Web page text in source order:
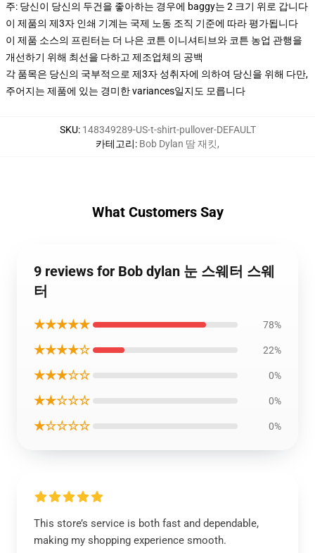
주: 당신이 당신의 두건을 좋아하는 경우에 baggy는 2 크기 위로 갑니다
이 제품의 제3자 인쇄 기계는 국제 노동 조직 기준에 따라 평가됩니다
이 제품 소스의 프린터는 더 나은 코튼 이니셔티브와 코튼 농업 관행을
개선하기 위해 최선을 다하고 제조업체의 공백
각 품목은 당신의 국부적으로 제3자 성취자에 의하여 당신을 위해 다만,
주어지는 제품에 있는 경미한 variances일지도 모릅니다
SKU: 148349289-US-t-shirt-pullover-DEFAULT
카테고리: Bob Dylan 땀 재킷,
What Customers Say
9 reviews for Bob dylan 눈 스웨터 스웨
터
★★★★★ 78%
★★★★☆ 22%
★★★☆☆ 0%
★★☆☆☆ 0%
★☆☆☆☆ 0%
This store’s service is both fast and dependable,
making my shopping experience smooth.